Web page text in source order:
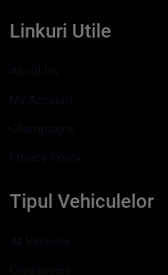
Linkuri Utile
About Us
My Account
Champaigns
Privacy Policy
Tipul Vehiculelor
All Vehicles
Crossovers